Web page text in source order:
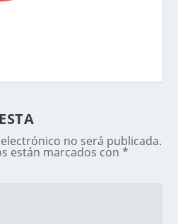
no será publicada.
están marcados con*